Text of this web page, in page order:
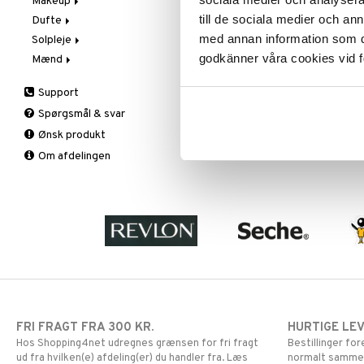
till de sociala medier och
med annan information som
godkänner våra cookies vid
Trin 3: Fugt
Fugtpleje
Hånd- og kropspleje
Øjen- og læbepleje
Serum
Blush
Bryn
Concealer
Foundation
Læbestift
Lipgloss
Lipliner
Dufte
Aromatics Elixir
Calyx
Clinique Happy For Men
Solpleje
Solbeskyttelse
Mænd
Barbering og rens
Eksfoliering
Fugt og beskyttelse
Hudpleje
Support
Spørgsmål & svar
Ønsk produkt
Om afdelingen
FRI FRAGT FRA 300 KR.
Hos Shopping4net udregnes grænsen for fri fragt
ud fra hvilken(e) afdeling(er) du handler fra. Læs
HURTIGE
Bestillinger
normalt